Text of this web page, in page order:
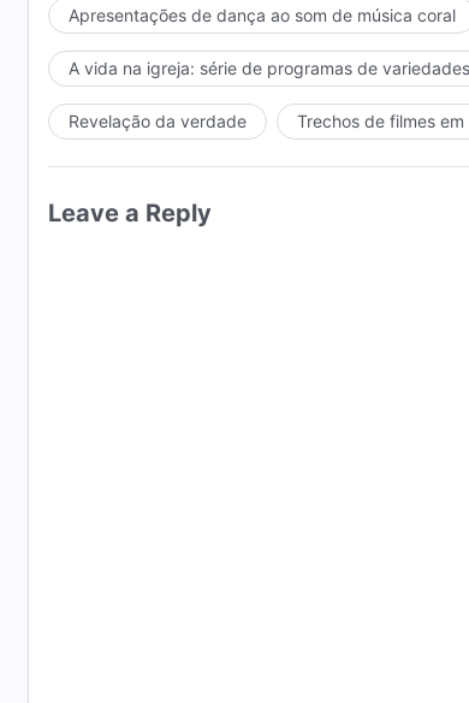
Apresentações de dança ao som de música coral
A vida na igreja: série de programas de variedades
Revelação da verdade Trechos de filmes
Leave a Reply